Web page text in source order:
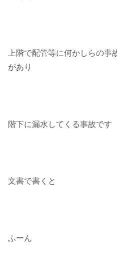
上階で配管等に何かしらの事
があり
階下に漏水してくる事故です
文書で書くと
ふーん